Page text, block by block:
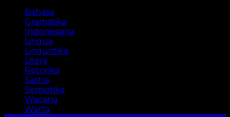
Bahasa
Gramatika
Indonesiana
Lingua
Linguistika
Litera
Retorika
Sastra
Semiotika
Wacana
Warta